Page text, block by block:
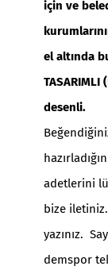
için ve
el altında
TASARIMLI
desenli.
adetlerini
bize
yazınız.
demspor